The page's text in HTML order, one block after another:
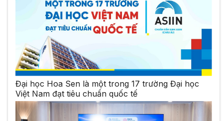
Đại học Hoa Sen là một trong 17 trường Đại học
Việt Nam đạt tiêu chuẩn quốc tế